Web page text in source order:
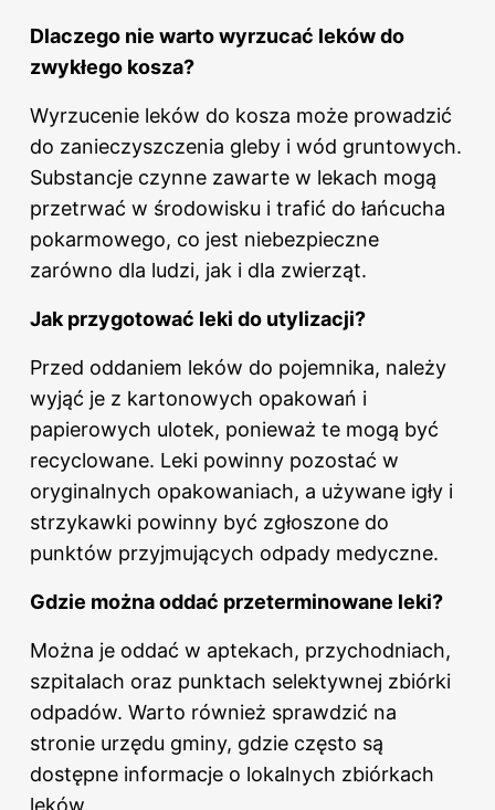
Dlaczego nie warto wyrzucać leków do
zwykłego kosza?
Wyrzucenie leków do kosza może prowadzić
do zanieczyszczenia gleby i wód gruntowych.
Substancje czynne zawarte w lekach mogą
przetrwać w środowisku i trafić do łańcucha
pokarmowego, co jest niebezpieczne
zarówno dla ludzi, jak i dla zwierząt.
Jak przygotować leki do utylizacji?
Przed oddaniem leków do pojemnika, należy
wyjąć je z kartonowych opakowań i
papierowych ulotek, ponieważ te mogą być
recyclowane. Leki powinny pozostać w
oryginalnych opakowaniach, a używane igły i
strzykawki powinny być zgłoszone do
punktów przyjmujących odpady medyczne.
Gdzie można oddać przeterminowane leki?
Można je oddać w aptekach, przychodniach,
szpitalach oraz punktach selektywnej zbiórki
odpadów. Warto również sprawdzić na
stronie urzędu gminy, gdzie często są
dostępne informacje o lokalnych zbiórkach
leków.